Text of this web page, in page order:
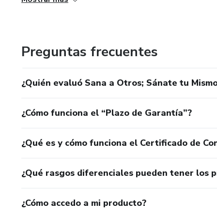
guiará a través de este curso, proporcionándonos las
autocuración y transformar nuestras vidas.
¡Bienvenidos a este curso de sanación interna y
transformadora bajo la conducción de Catalina Sáenz
Regenerate response
Preguntas frecuentes
¿Quién evaluó Sana a Otros; Sánate tu
¿Cómo funciona el “Plazo de Garantía”?
¿Qué es y cómo funciona el Certificado de
¿Qué rasgos diferenciales pueden tener los
¿Cómo accedo a mi producto?